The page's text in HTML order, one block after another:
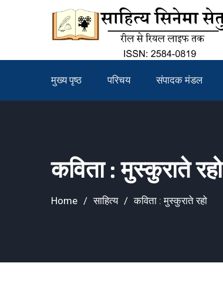
मुख्य पृष्ठ परिचय संपादक मंडल
कविता : मुस्कुराते रहो
Home साहित्य कविता : मुस्कुराते रहो